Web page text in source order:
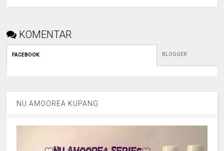
KOMENTAR
FACEBOOK: BLOGGER
NU AMOOREA KUPANG